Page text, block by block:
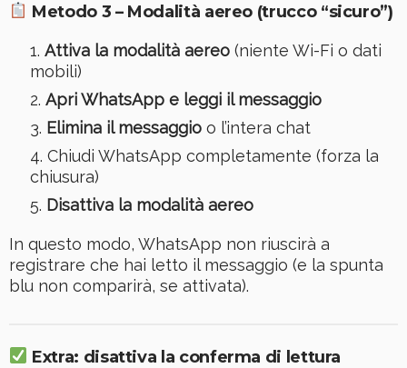
Metodo 3 – Modalità aereo (trucco “sicuro”)
Attiva la modalità aereo(niente Wi-Fi o dati
mobili)
Apri WhatsApp e leggi il messaggio
Elimina il messaggioo l’intera chat
Chiudi WhatsApp completamente (forza la
chiusura)
Disattiva la modalità aereo
In questo modo, WhatsApp non riuscirà a
registrare che hai letto il messaggio (e la spunta
blu non comparirà, se attivata).
Extra: disattiva la conferma di lettura